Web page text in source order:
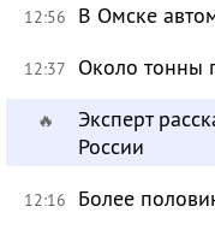
12:56 В Омске
12:37 Около тонны
🔥
Эксперт
России
12:16 Более